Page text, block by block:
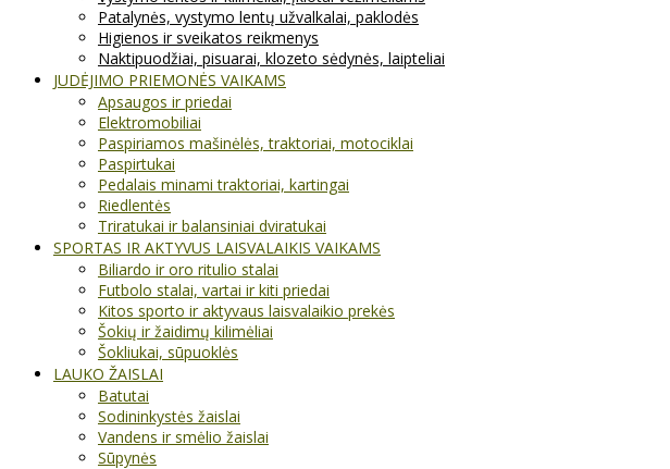
Patalynės, vystymo lentų užvalkalai, paklodės
Higienos ir sveikatos reikmenys
Naktipuodžiai, pisuarai, klozeto sėdynės, laipteliai
JUDĖJIMO PRIEMONĖS VAIKAMS
Apsaugos ir priedai
Elektromobiliai
Paspiriamos mašinėlės, traktoriai, motociklai
Paspirtukai
Pedalais minami traktoriai, kartingai
Riedlentės
Triratukai ir balansiniai dviratukai
SPORTAS IR AKTYVUS LAISVALAIKIS VAIKAMS
Biliardo ir oro ritulio stalai
Futbolo stalai, vartai ir kiti priedai
Kitos sporto ir aktyvaus laisvalaikio prekės
Šokių ir žaidimų kilimėliai
Šokliukai, sūpuoklės
LAUKO ŽAISLAI
Batutai
Sodininkystės žaislai
Vandens ir smėlio žaislai
Sūpynės